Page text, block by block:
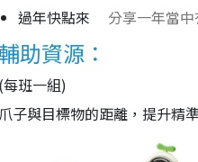
過年快點來 分享一年當
助資源：
班一組)
子與目標物的距離，提升精